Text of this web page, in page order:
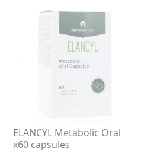
ELANCYL Metabolic Oral
x60 capsules